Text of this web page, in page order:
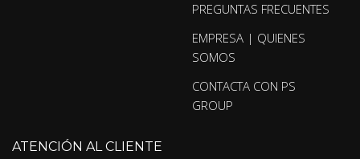
PREGUNTAS FRECUENTES
EMPRESA | QUIENES
SOMOS
CONTACTA CON PS
GROUP
ATENCIÓN AL CLIENTE